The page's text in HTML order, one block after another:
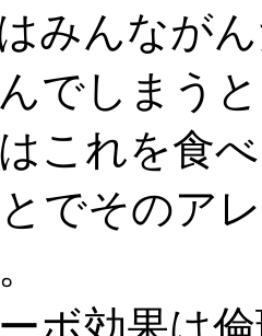
みんなが
でしまう
これを食
でそのア